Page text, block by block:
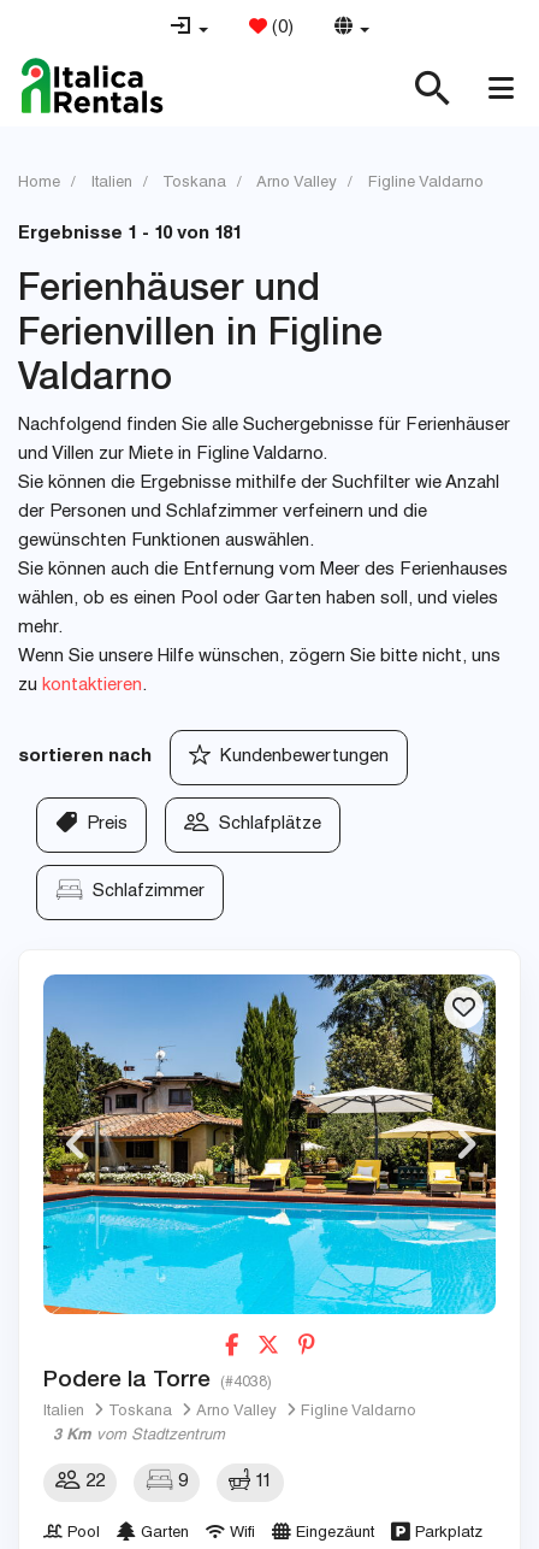
(0)
Home Italien Toskana Arno Valley Figline Valdarno
Ergebnisse 1 - 10 von 181
Ferienhäuser und
Ferienvillen in Figline
Valdarno
Nachfolgend finden Sie alle Suchergebnisse für Ferienhäuser
und Villen zur Miete in Figline Valdarno.
Sie können die Ergebnisse mithilfe der Suchfilter wie Anzahl
der Personen und Schlafzimmer verfeinern und die
gewünschten Funktionen auswählen.
Sie können auch die Entfernung vom Meer des Ferienhauses
wählen, ob es einen Pool oder Garten haben soll, und vieles
mehr.
Wenn Sie unsere Hilfe wünschen, zögern Sie bitte nicht, uns
zu kontaktieren.
sortieren nach Kundenbewertungen
Preis Schlafplätze
Schlafzimmer
Podere la Torre (#4038)
Italien Toskana Arno Valley
Figline Valdarno
3 Km vom Stadtzentrum
22 9 11
Pool Garten Wifi Eingezäunt
Parkplatz